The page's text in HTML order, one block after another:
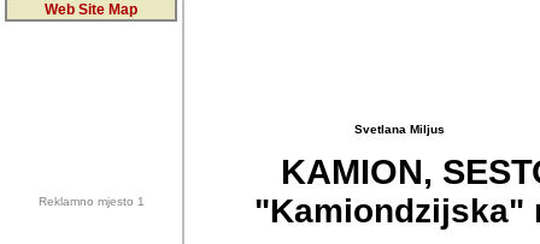
Web Site Map
Reklamno mjesto 1
Svetlana Miljus
KAMION,
"Kamiondzijska"